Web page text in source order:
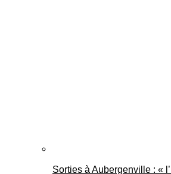
Sorties à Aubergenville : «